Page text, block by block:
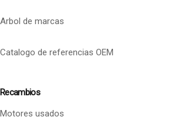
Arbol de marcas
Catalogo de referencias OEM
Recambios
Motores usados